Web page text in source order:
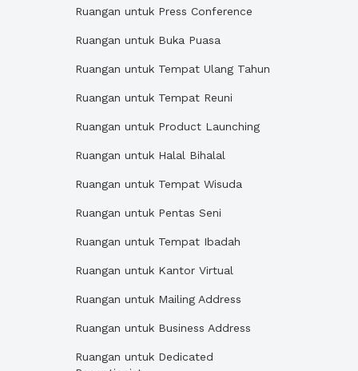
Ruangan untuk Press Conference
Ruangan untuk Buka Puasa
Ruangan untuk Tempat Ulang Tahun
Ruangan untuk Tempat Reuni
Ruangan untuk Product Launching
Ruangan untuk Halal Bihalal
Ruangan untuk Tempat Wisuda
Ruangan untuk Pentas Seni
Ruangan untuk Tempat Ibadah
Ruangan untuk Kantor Virtual
Ruangan untuk Mailing Address
Ruangan untuk Business Address
Ruangan untuk Dedicated